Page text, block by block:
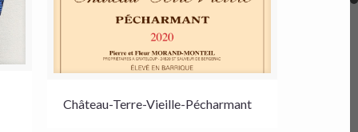
Château-Terre-Vieille-Pécharmant